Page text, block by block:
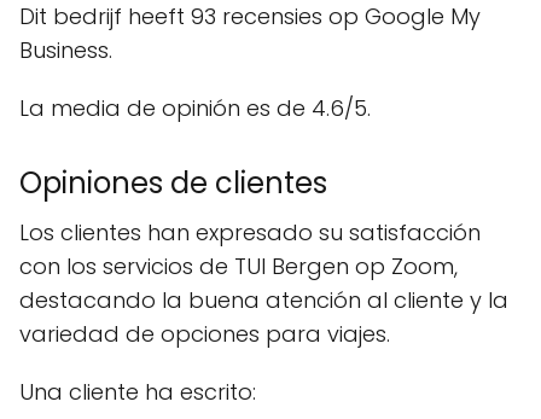
Dit bedrijf heeft 93 recensies op Google My
Business.
La media de opinión es de 4.6/5.
Opiniones de clientes
Los clientes han expresado su satisfacción
con los servicios de TUI Bergen op Zoom,
destacando la buena atención al cliente y la
variedad de opciones para viajes.
Una cliente ha escrito: